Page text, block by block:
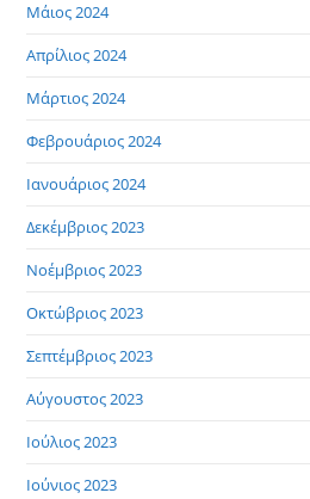
Μάιος 2024
Απρίλιος 2024
Μάρτιος 2024
Φεβρουάριος 2024
Ιανουάριος 2024
Δεκέμβριος 2023
Νοέμβριος 2023
Οκτώβριος 2023
Σεπτέμβριος 2023
Αύγουστος 2023
Ιούλιος 2023
Ιούνιος 2023